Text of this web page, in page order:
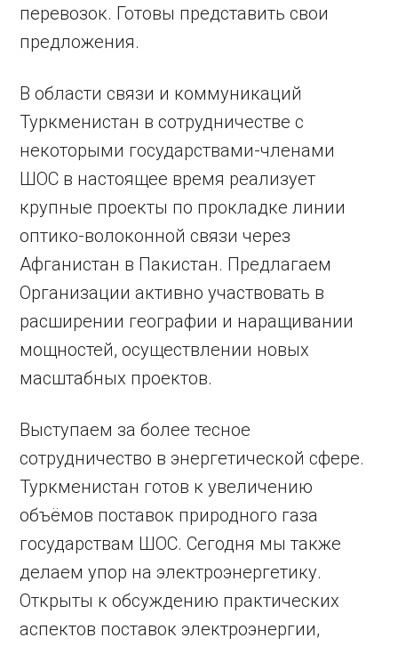
перевозок. Готовы представить свои
предложения.
В области связи и коммуникаций
Туркменистан в сотрудничестве с
некоторыми государствами-членами
ШОС в настоящее время реализует
крупные проекты по прокладке линии
оптико-волоконной связи через
Афганистан в Пакистан. Предлагаем
Организации активно участвовать в
расширении географии и наращивании
мощностей, осуществлении новых
масштабных проектов.
Выступаем за более тесное
сотрудничество в энергетической сфере.
Туркменистан готов к увеличению
объёмов поставок природного газа
государствам ШОС. Сегодня мы также
делаем упор на электроэнергетику.
Открыты к обсуждению практических
аспектов поставок электроэнергии,